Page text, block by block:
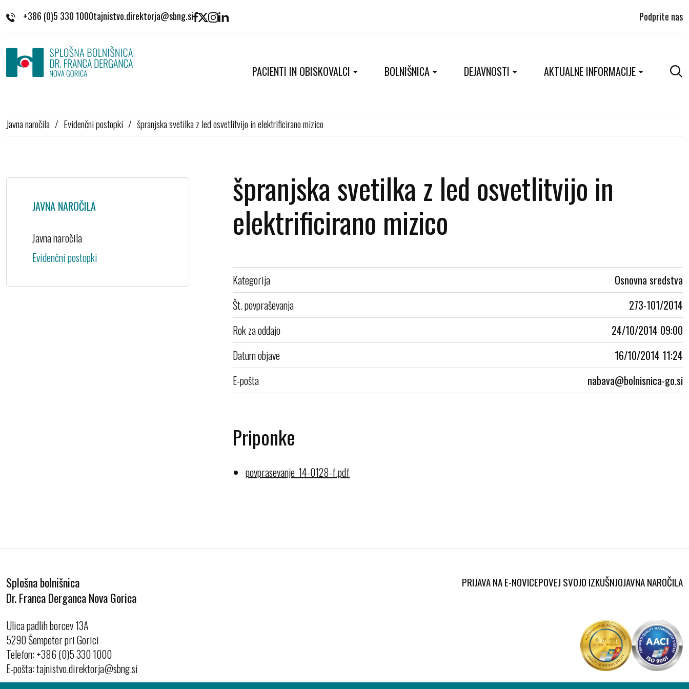
+386 (0)5 330 1000 Podprite nas
PACIENTI IN OBISKOVALCI BOLNIŠNICA DEJAVNOSTI AKTUALNE INFORMACIJE
Javna naročila / Evidenčni postopki / špranjska svetilka z led osvetlitvijo in elektrificirano mizico
JAVNA NAROČILA
Javna naročila
Evidenčni postopki
špranjska svetilka z led osvetlitvijo in
elektrificirano mizico
Kategorija
Osnovna sredstva
Št. povpraševanja
273-101/2014
Rok za oddajo
24/10/2014 09:00
Datum objave
16/10/2014 11:24
E-pošta
Priponke
povprasevanje_14-0128-f.pdf
Splošna bolnišnica
Dr. Franca Derganca Nova Gorica
Ulica padlih borcev 13A
5290 Šempeter pri Gorici
Telefon:+386 (0)5 330 1000
E-pošta:
PRIJAVA NA E-NOVICEPOVEJ SVOJO IZKUŠNJOJAVNA NAROČILA